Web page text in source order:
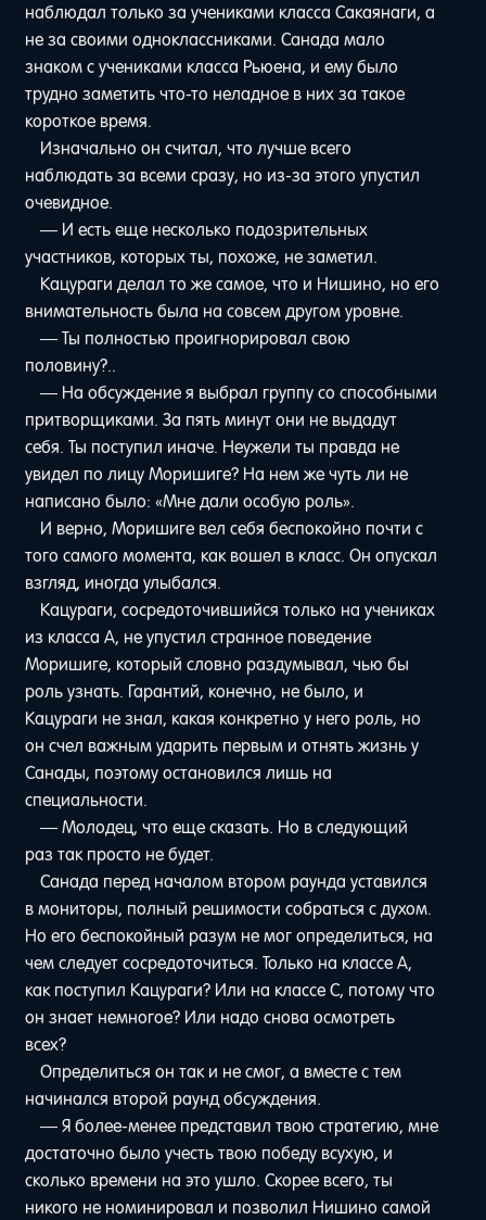
наблюдал только за учениками класса Сакаянаги, а
не за своими одноклассниками. Санада мало
знаком с учениками класса Рьюена, и ему было
трудно заметить что-то неладное в них за такое
короткое время.
Изначально он считал, что лучше всего
наблюдать за всеми сразу, но из-за этого упустил
очевидное.
— И есть еще несколько подозрительных
участников, которых ты, похоже, не заметил.
Кацураги делал то же самое, что и Нишино, но его
внимательность была на совсем другом уровне.
— Ты полностью проигнорировал свою
половину?..
— На обсуждение я выбрал группу со способными
притворщиками. За пять минут они не выдадут
себя. Ты поступил иначе. Неужели ты правда не
увидел по лицу Моришиге? На нем же чуть ли не
написано было: «Мне дали особую роль».
И верно, Моришиге вел себя беспокойно почти с
того самого момента, как вошел в класс. Он опускал
взгляд, иногда улыбался.
Кацураги, сосредоточившийся только на учениках
из класса A, не упустил странное поведение
Моришиге, который словно раздумывал, чью бы
роль узнать. Гарантий, конечно, не было, и
Кацураги не знал, какая конкретно у него роль, но
он счел важным ударить первым и отнять жизнь у
Санады, поэтому остановился лишь на
специальности.
— Молодец, что еще сказать. Но в следующий
раз так просто не будет.
Санада перед началом втором раунда уставился
в мониторы, полный решимости собраться с духом.
Но его беспокойный разум не мог определиться, на
чем следует сосредоточиться. Только на классе A,
как поступил Кацураги? Или на классе C, потому что
он знает немногое? Или надо снова осмотреть
всех?
Определиться он так и не смог, а вместе с тем
начинался второй раунд обсуждения.
— Я более-менее представил твою стратегию, мне
достаточно было учесть твою победу всухую, и
сколько времени на это ушло. Скорее всего, ты
никого не номинировал и позволил Нишино самой